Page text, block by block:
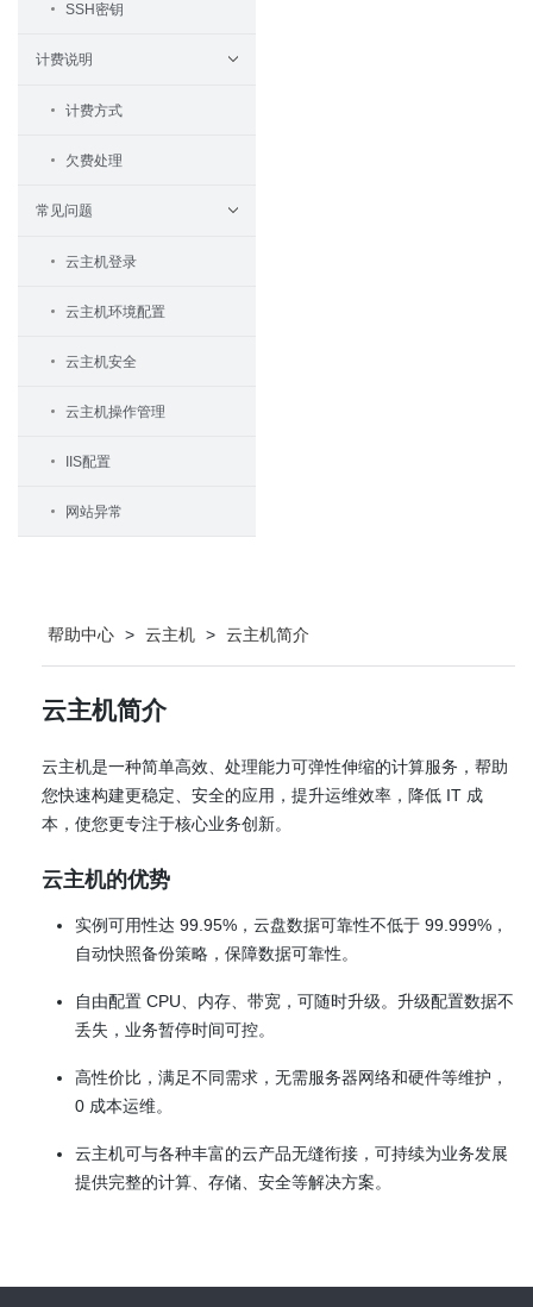
SSH密钥
计费说明
计费方式
欠费处理
常见问题
云主机登录
云主机环境配置
云主机安全
云主机操作管理
IIS配置
网站异常
帮助中心 > 云主机 > 云主机简介
云主机简介
云主机是一种简单高效、处理能力可弹性伸缩的计算服务，帮助
您快速构建更稳定、安全的应用，提升运维效率，降低 IT 成
本，使您更专注于核心业务创新。
云主机的优势
实例可用性达 99.95%，云盘数据可靠性不低于 99.999%，
自动快照备份策略，保障数据可靠性。
自由配置 CPU、内存、带宽，可随时升级。升级配置数据不
丢失，业务暂停时间可控。
高性价比，满足不同需求，无需服务器网络和硬件等维护，
0 成本运维。
云主机可与各种丰富的云产品无缝衔接，可持续为业务发展
提供完整的计算、存储、安全等解决方案。